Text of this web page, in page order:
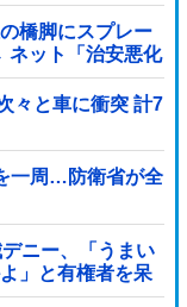
橋脚にスプレー
ネット「治安悪化
々と車に衝突 計7
一周…防衛省が全
ニー、「うまい
」と有権者を呆